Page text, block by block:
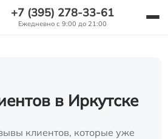
+7 (395) 278-33-61
Ежедневно с 9:00 до 21:00
в Иркутске
клиентов, которые уже